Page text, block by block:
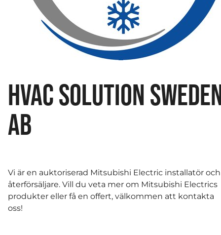
HVAC SOLUTION
AB
Vi är en auktoriserad Mitsubishi Electric installatör och
återförsäljare. Vill du veta mer om Mitsubishi Electrics
produkter eller få en offert, välkommen att kontakta
oss!